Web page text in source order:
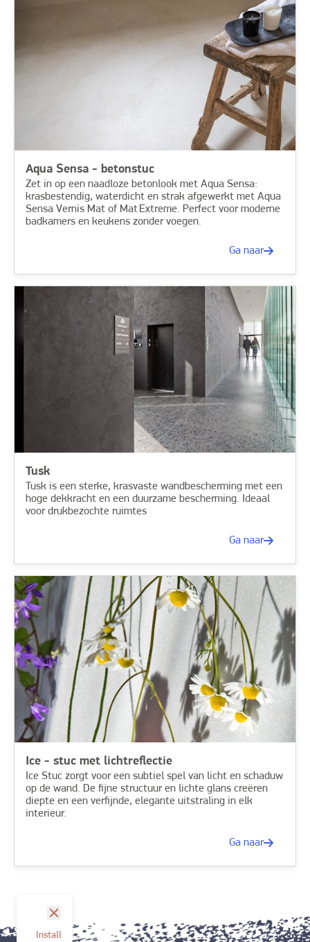
Aqua Sensa - betonstuc
Zet in op een naadloze betonlook met Aqua Sensa:
krasbestendig, waterdicht en strak afgewerkt met Aqua
Sensa Vernis Mat of Mat Extreme. Perfect voor moderne
badkamers en keukens zonder voegen.
Ga naar
Tusk
Tusk is een sterke, krasvaste wandbescherming met een
hoge dekkracht en een duurzame bescherming. Ideaal
voor drukbezochte ruimtes
Ga naar
Ice - stuc met lichtreflectie
Ice Stuc zorgt voor een subtiel spel van licht en schaduw
op de wand. De fijne structuur en lichte glans creëren
diepte en een verfijnde, elegante uitstraling in elk
interieur.
Ga naar
Install
sluit